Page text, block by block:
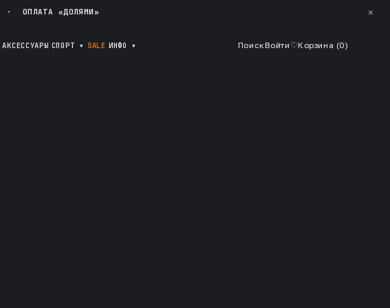
· ОПЛАТА «ДОЛЯМИ» ✕
АКСЕССУАРЫ СПОРТ ▾ SALE ИНФО ▾ ПоискВойти ♡Корзина (0)